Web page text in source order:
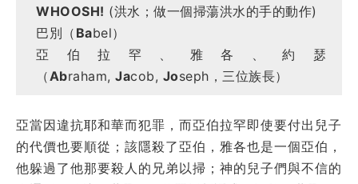
WHOOSH! (洪水；做一個掃蕩洪水的手的動作)
巴別（ Babel）
亞伯拉罕、雅各、約瑟
（ Abraham, Jacob, Joseph，三位族長）
亞當因違抗耶和華而犯罪，而亞伯拉罕即使要付出兒子
的代價也要順從；該隱殺了亞伯，雅各也是一個亞伯，
他躲過了他那要殺人的兄弟以掃；神的兒子們與不信的